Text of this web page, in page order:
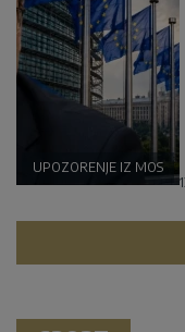
UPOZORENJE IZ MOSKVE